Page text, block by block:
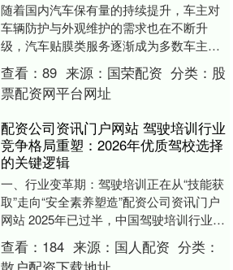
随着国内汽车保有量的持续提升，车主对
车辆防护与外观维护的需求也在不断升
级，汽车贴膜类服务逐渐成为多数车主购
车后的刚需选择。在泊头地区，不少车主
在挑选相关服务时，....
查看： 89 来源： 国荣配资 分类： 股
票配资网平台网址
配资公司资讯门户网站 驾驶培训行业
竞争格局重塑：2026年优质驾校选择
的关键逻辑
一、行业变革期：驾驶培训正在从“技能获
取”走向“安全素养塑造”配资公司资讯门户
网站 2025年已过半，中国驾驶培训行业正
经历一场前所未有的结构性变革。随着智
能驾....
查看： 184 来源： 国人配资 分类：